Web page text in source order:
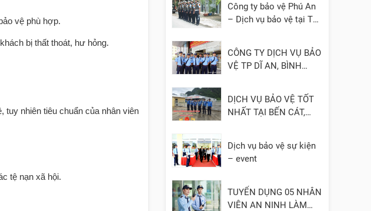
vệ phù hợp.
bị thất thoát, hư hỏng.
tuy nhiên tiêu chuẩn của nhân viên
tệ nạn xã hội.
Công ty bảo vệ Phú An
– Dịch vụ bảo vệ tại TP.
Nai, Cần Thơ, Long An
CÔNG TY DỊCH VỤ BẢO
VỆ TP DĨ AN, BÌNH
DỊCH VỤ BẢO VỆ TỐT
NHẤT TẠI BẾN CÁT,
Dịch vụ bảo vệ sự kiện
– event
TUYỂN DỤNG 05 NHÂN
VIÊN AN NINH LÀM